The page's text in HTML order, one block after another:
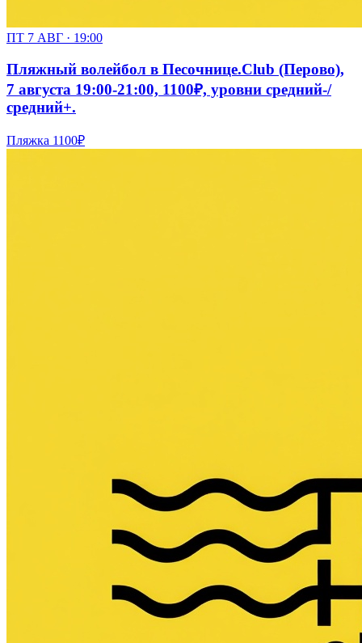
ПТ 7 АВГ · 19:00
Пляжный волейбол в Песочнице.Club (Перово),
7 августа 19:00-21:00, 1100₽, уровни средний-/
средний+.
Пляжка 1100₽